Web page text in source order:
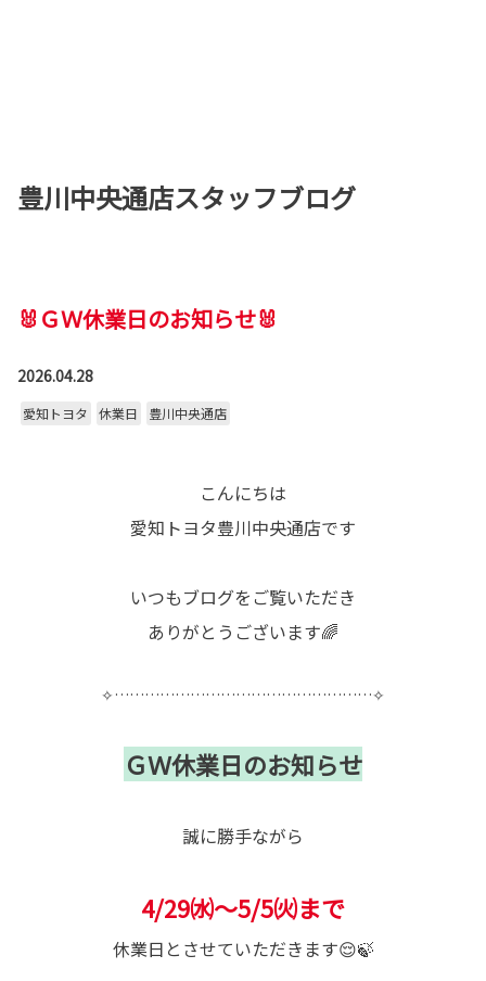
豊川中央通店スタッフブログ
🐰ＧＷ休業日のお知らせ🐰
2026.04.28
愛知トヨタ 休業日 豊川中央通店
こんにちは
愛知トヨタ豊川中央通店です
いつもブログをご覧いただき
ありがとうございます🌈
✧……………………………………………✧
ＧＷ休業日のお知らせ
誠に勝手ながら
4/29㈬～5/5㈫まで
休業日とさせていただきます😌🍃